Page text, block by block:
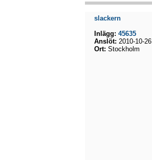
slackern
Inlägg: 45635
Anslöt: 2010-10-26
Ort: Stockholm